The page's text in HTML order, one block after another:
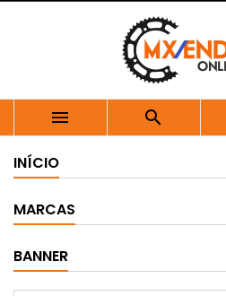
 
INÍCIO
MARCAS
BANNER